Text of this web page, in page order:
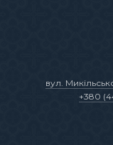
вул.
+380